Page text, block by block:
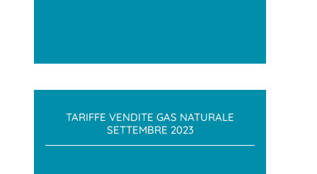
TARIFFE VENDITE GAS NATURALE
SETTEMBRE 2023